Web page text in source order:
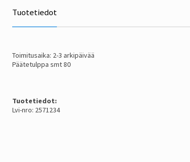
Tuotetiedot
Toimitusaika: 2-3 arkipäivää
Päätetulppa smt 80
Tuotetiedot:
Lvi-nro: 2571234